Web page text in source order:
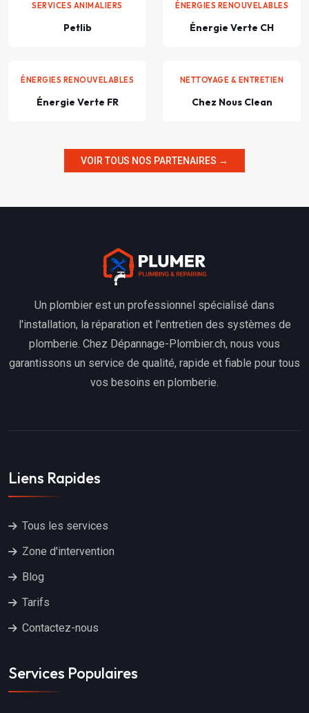
SERVICES ANIMALIERS
Petlib
ÉNERGIES RENOUVELABLES
Énergie Verte CH
ÉNERGIES RENOUVELABLES
Énergie Verte FR
NETTOYAGE & ENTRETIEN
Chez Nous Clean
VOIR TOUS NOS PARTENAIRES →
Un plombier est un professionnel spécialisé dans
l'installation, la réparation et l'entretien des systèmes de
plomberie. Chez Dépannage-Plombier.ch, nous vous
garantissons un service de qualité, rapide et fiable pour tous
vos besoins en plomberie.
Liens Rapides
Tous les services
Zone d'intervention
Blog
Tarifs
Contactez-nous
Services Populaires